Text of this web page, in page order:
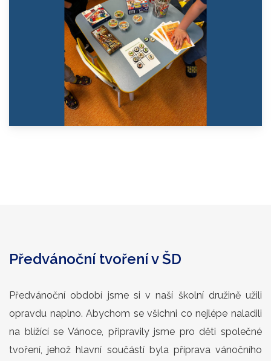
Předvánoční tvoření v ŠD
Předvánoční období jsme si v naší školní družině užili
opravdu naplno. Abychom se všichni co nejlépe naladili
na blížící se Vánoce, připravily jsme pro děti společné
tvoření, jehož hlavní součástí byla příprava vánočního